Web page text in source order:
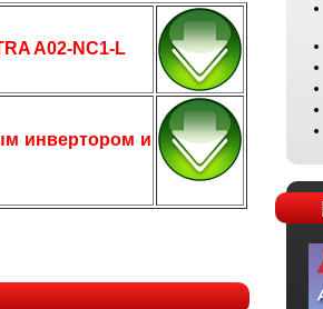
A02-NC1-L
инвертором и